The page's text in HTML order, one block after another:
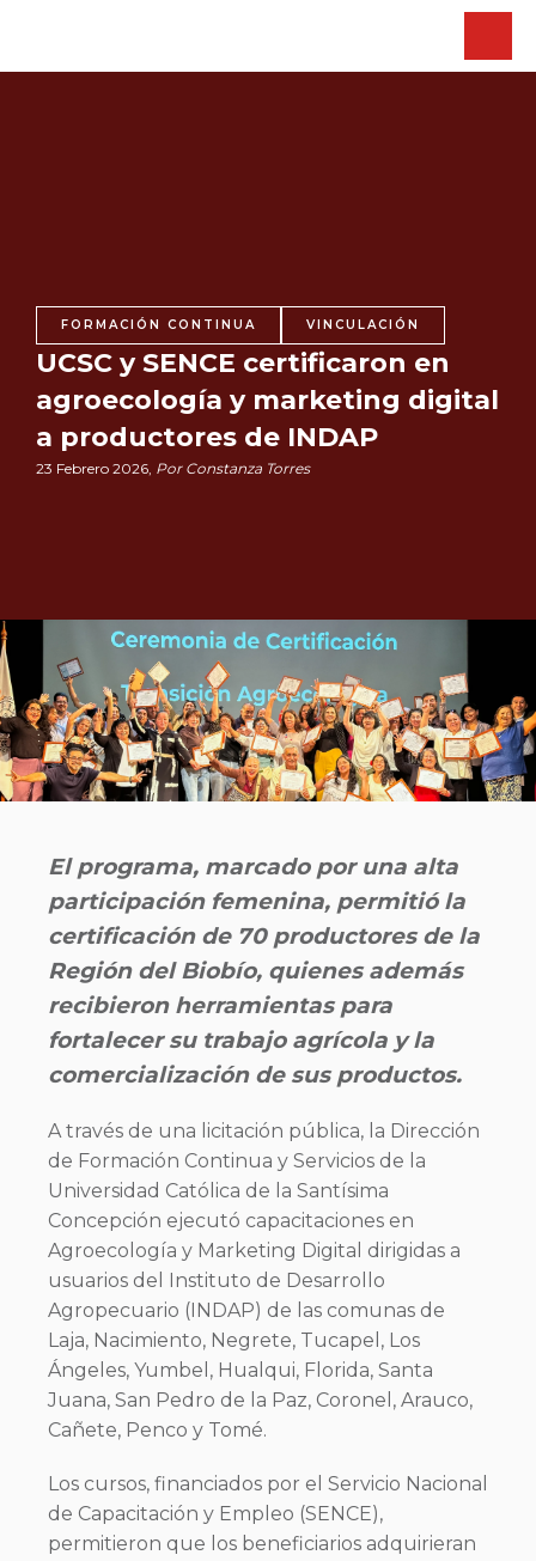
FORMACIÓN CONTINUA VINCULACIÓN
UCSC y SENCE certificaron en
agroecología y marketing digital
a productores de INDAP
23 Febrero 2026, Por Constanza Torres
El programa, marcado por una alta
participación femenina, permitió la
certificación de 70 productores de la
Región del Biobío, quienes además
recibieron herramientas para
fortalecer su trabajo agrícola y la
comercialización de sus productos.
A través de una licitación pública, la Dirección
de Formación Continua y Servicios de la
Universidad Católica de la Santísima
Concepción ejecutó capacitaciones en
Agroecología y Marketing Digital dirigidas a
usuarios del Instituto de Desarrollo
Agropecuario (INDAP) de las comunas de
Laja, Nacimiento, Negrete, Tucapel, Los
Ángeles, Yumbel, Hualqui, Florida, Santa
Juana, San Pedro de la Paz, Coronel, Arauco,
Cañete, Penco y Tomé.
Los cursos, financiados por el Servicio Nacional
de Capacitación y Empleo (SENCE),
permitieron que los beneficiarios adquirieran